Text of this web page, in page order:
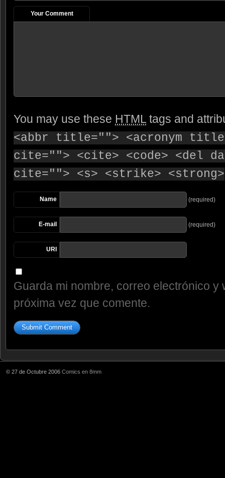
Your Comment
You may use these HTML tags and
<abbr title=""> <acronym
cite=""> <cite> <code> <del
cite=""> <s> <strike> <strong>
Name (required)
E-mail (required)
URI
Guarda mi nombre, correo electrónico
próxima vez que comente.
© 27 de Octubre 2006 Comics en 8mm